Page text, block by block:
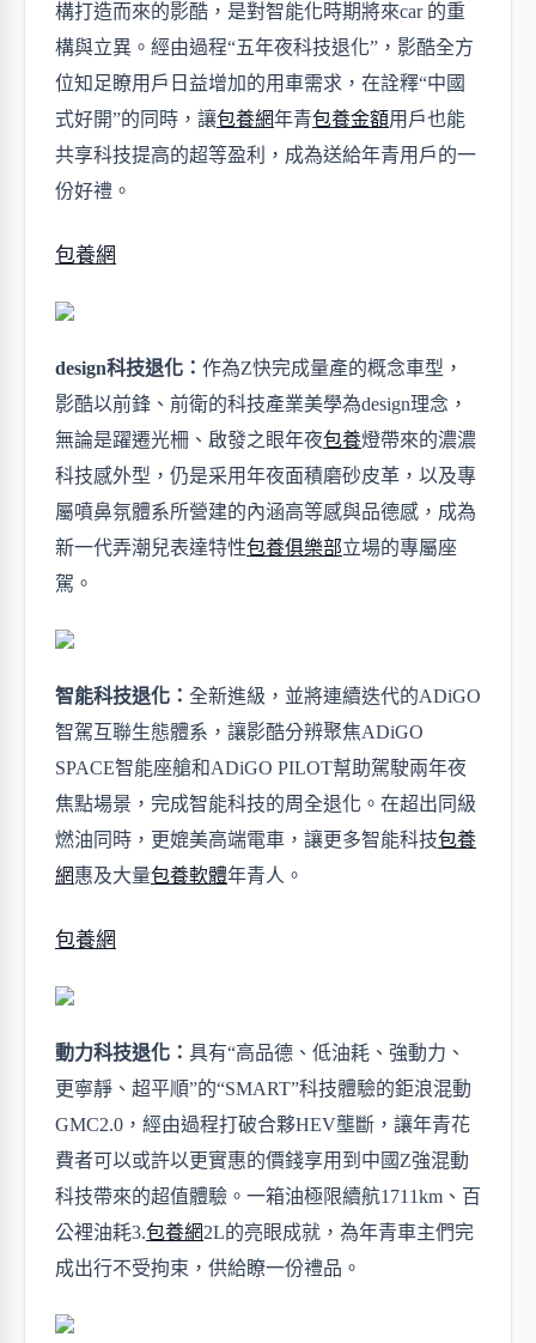
構打造而來的影酷，是對智能化時期將來car 的重
構與立異。經由過程“五年夜科技退化”，影酷全方
位知足瞭用戶日益增加的用車需求，在詮釋“中國
式好開”的同時，讓包養網年青包養金額用戶也能
共享科技提高的超等盈利， 成為送給年青用戶的一
份好禮 。
包養網
design科技退化： 作為Z快完成量產的概念車型，
影酷以前鋒、前衛的科技產業美學為design理念 ，
無論是躍遷光柵、啟發之眼年夜包養燈帶來的濃濃
科技感外型，仍是采用年夜面積磨砂皮革， 以及專
屬噴鼻氛體系所營建的內涵高等感與品德感，成為
新一代弄潮兒表達特性包養俱樂部立場的專屬座
駕。
智能科技退化： 全新進級，並將連續迭代的ADiGO
智駕互聯生態體系，讓影酷分辨聚焦ADiGO
SPACE智能座艙和ADiGO PILOT幫助駕駛兩年夜
焦點場景，完成智能科技的周全退化。在超出同級
燃油同時，更媲美高端電車，讓更多智能科技包養
網惠及大量包養軟體年青人 。
包養網
動力科技退化： 具有“高品德、低油耗、強動力、
更寧靜、超平順”的“SMART”科技體驗的鉅浪混動
GMC2.0 ，經由過程打破合夥HEV壟斷，讓年青花
費者可以或許以更實惠的價錢享用到中國Z強混動
科技帶來的超值體驗。一箱油極限續航1711km、百
公裡油耗3.包養網2L的亮眼成就 ，為年青車主們完
成出行不受拘束，供給瞭一份禮品 。